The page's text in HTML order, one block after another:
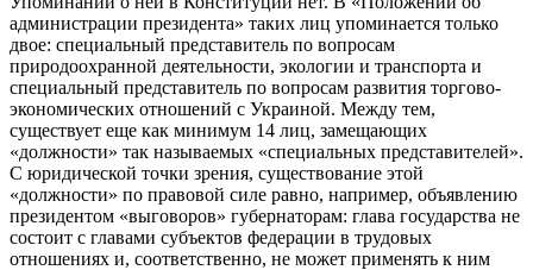
администрации президента» таких лиц упоминается только
двое: специальный представитель по вопросам
природоохранной деятельности, экологии и транспорта и
специальный представитель по вопросам развития торгово-​
экономических отношений с Украиной. Между тем,
существует еще как минимум 14 лиц, замещающих
«должности» так называемых «специальных представителей».
С юридической точки зрения, существование этой
«должности» по правовой силе равно, например, объявлению
президентом «выговоров» губернаторам: глава государства не
состоит с главами субъектов федерации в трудовых
отношениях и, соответственно, не может применять к ним